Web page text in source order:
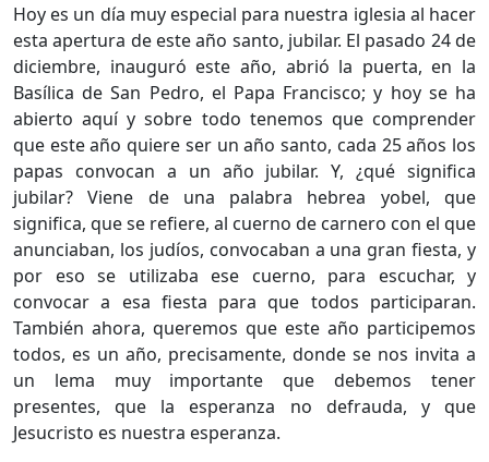
Hoy es un día muy especial para nuestra iglesia al hacer
esta apertura de este año santo, jubilar. El pasado 24 de
diciembre, inauguró este año, abrió la puerta, en la
Basílica de San Pedro, el Papa Francisco; y hoy se ha
abierto aquí y sobre todo tenemos que comprender
que este año quiere ser un año santo, cada 25 años los
papas convocan a un año jubilar. Y, ¿qué significa
jubilar? Viene de una palabra hebrea yobel, que
significa, que se refiere, al cuerno de carnero con el que
anunciaban, los judíos, convocaban a una gran fiesta, y
por eso se utilizaba ese cuerno, para escuchar, y
convocar a esa fiesta para que todos participaran.
También ahora, queremos que este año participemos
todos, es un año, precisamente, donde se nos invita a
un lema muy importante que debemos tener
presentes, que la esperanza no defrauda, y que
Jesucristo es nuestra esperanza.